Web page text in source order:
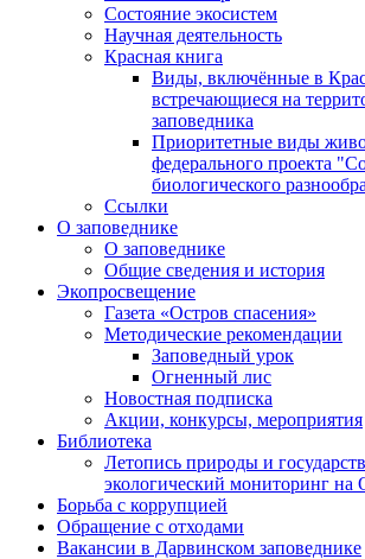
Состояние экосистем
Научная деятельность
Красная книга
Виды, включённые в
встречающиеся на
заповедника
Приоритетные виды
федерального проекта
биологического
Ссылки
О заповеднике
О заповеднике
Общие сведения и история
Экопросвещение
Газета «Остров спасения»
Методические рекомендации
Заповедный урок
Огненный лис
Новостная подписка
Акции, конкурсы, мероприятия
Библиотека
Летопись природы и
экологический мониторинг
Борьба с коррупцией
Обращение с отходами
Вакансии в Дарвинском заповеднике